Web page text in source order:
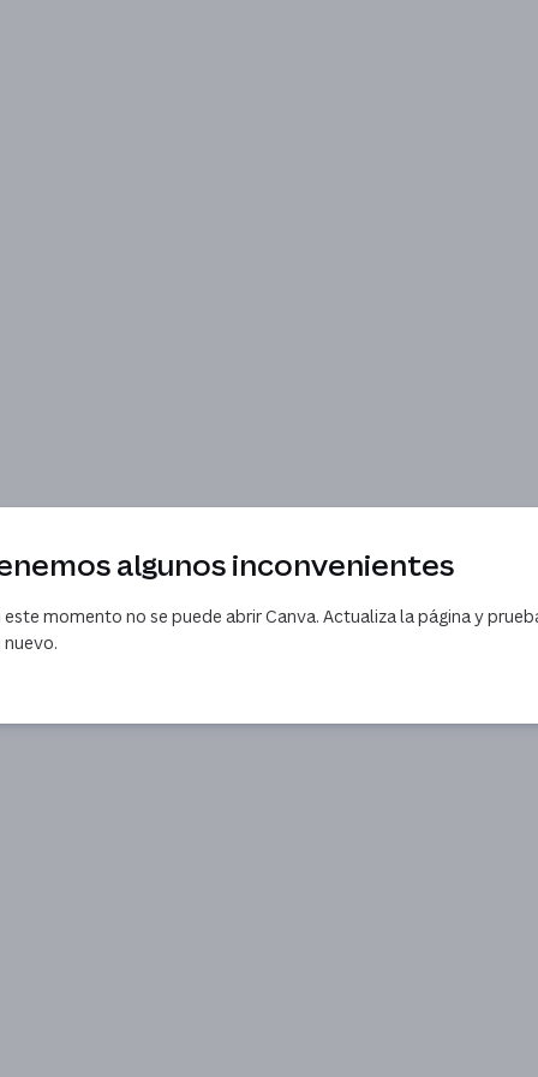
algunos inconvenientes
este momento no se puede abrir Canva. Actualiza la página y
nuevo.